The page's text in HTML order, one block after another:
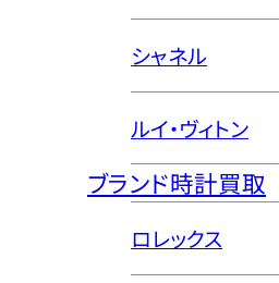
シャネル
ルイ・ヴィトン
ブランド時計買取
ロレックス